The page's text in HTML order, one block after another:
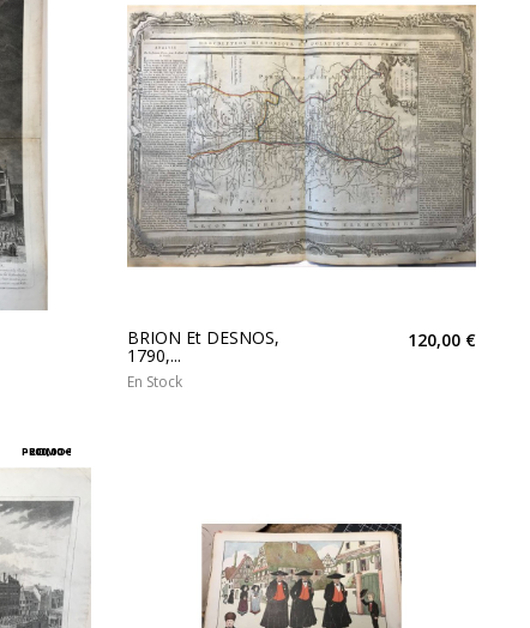
BRION Et DESNOS,
1790,...
120,00 €
En Stock
PROMO !
-200,00 €